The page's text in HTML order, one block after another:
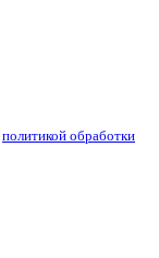
политикой обработки